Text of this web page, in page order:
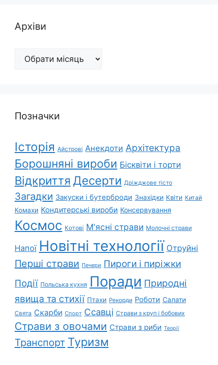
Архіви
Архіви
Позначки
Історія Айстрові Анекдоти Архітектура
Борошняні вироби Бісквіти і торти
Відкриття Десерти Дріжджове тісто
Загадки Закуски і бутерброди Знахідки Квіти Китай
Комахи Кондитерські вироби Консервування
Космос Котові М'ясні страви Молочні страви
Напої Новітні технології Отруйні
Перші страви Печери Пироги і пиріжки
Події Польська кухня Поради Природні
явища та стихії Птахи Рекорди Роботи Салати
Свята Скарби Спорт Ссавці Страви з круп і бобових
Страви з овочами Страви з риби Теорії
Транспорт Туризм